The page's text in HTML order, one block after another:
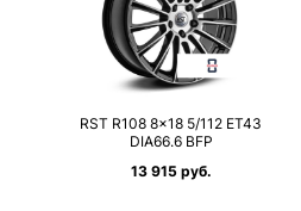
RST R108 8×18 5/112 ET43
DIA66.6 BFP
13 915 руб.